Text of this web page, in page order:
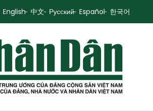
English 中文 Русский Español 한국어